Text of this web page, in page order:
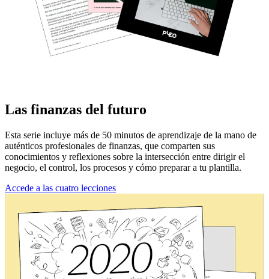
Las finanzas del futuro
Esta serie incluye más de 50 minutos de aprendizaje de la mano de
auténticos profesionales de finanzas, que comparten sus
conocimientos y reflexiones sobre la intersección entre dirigir el
negocio, el control, los procesos y cómo preparar a tu plantilla.
Accede a las cuatro lecciones